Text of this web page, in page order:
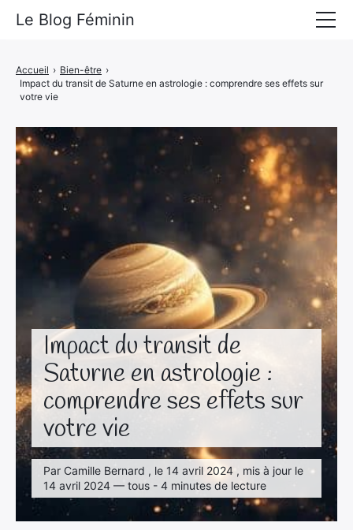
Impact du transit de
Saturne en astrologie :
comprendre ses effets sur
votre vie
Par Camille Bernard , le 14 avril 2024 , mis à jour le
14 avril 2024 — tous - 4 minutes de lecture
Accueil › Bien-être ›
Impact du transit de Saturne en astrologie : comprendre ses effets sur
votre vie
Le Blog Féminin
Alimentation
Mode
Beauté
Bien-être
Voyages
Déco & Maison